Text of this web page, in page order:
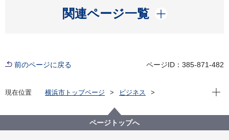
関連ページ一覧
開く
前のページに戻る ページID：385-871-482
現在位置 横浜市トップページ
ビジネス
火薬類取締法に関する電子申請
現在
ページトップへ